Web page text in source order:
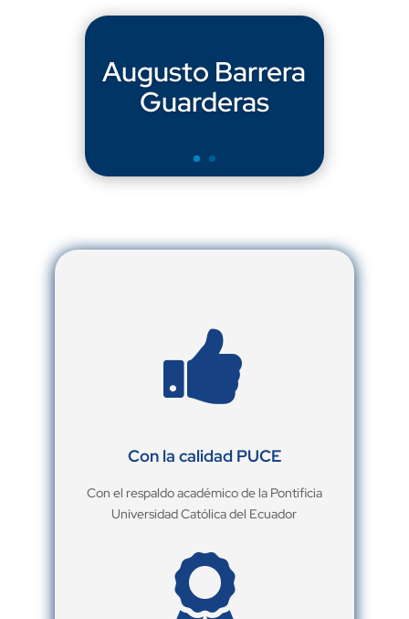
Augusto Barrera
Guarderas

Con la calidad PUCE
Con el respaldo académico de la Pontificia
Universidad Católica del Ecuador
